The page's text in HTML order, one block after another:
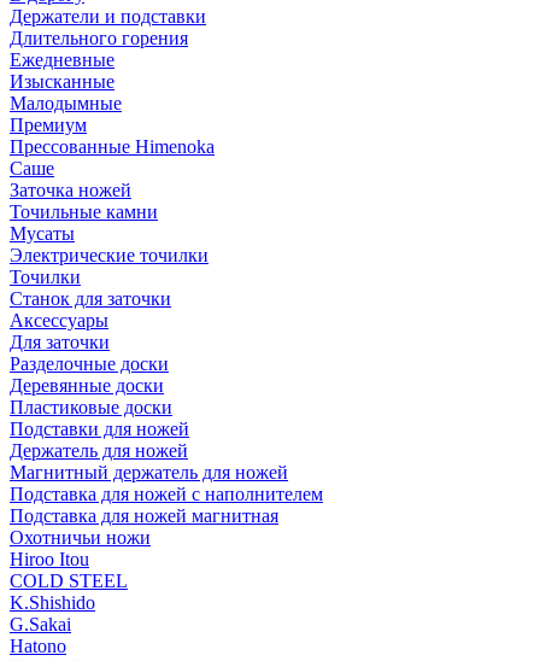
Держатели и подставки
Длительного горения
Ежедневные
Изысканные
Малодымные
Премиум
Прессованные Himenoka
Саше
Заточка ножей
Точильные камни
Мусаты
Электрические точилки
Точилки
Станок для заточки
Аксессуары
Для заточки
Разделочные доски
Деревянные доски
Пластиковые доски
Подставки для ножей
Держатель для ножей
Магнитный держатель для ножей
Подставка для ножей с наполнителем
Подставка для ножей магнитная
Охотничьи ножи
Hiroo Itou
COLD STEEL
K.Shishido
G.Sakai
Hatono